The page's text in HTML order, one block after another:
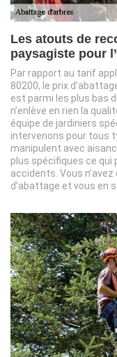
Les atouts de
paysagiste pour
Par rapport au tarif
80200, le prix
est parmi les plus bas
n’enlève en rien la
équipe de jardiniers
intervenons pour tous
manipulent avec
plus spécifiques ce qui
accidents. Vous
d’abattage et vous en